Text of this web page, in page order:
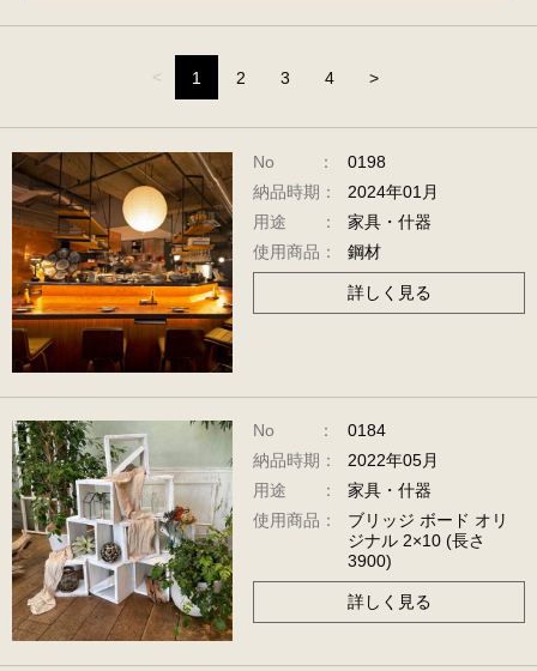
< 1
の
ペ
ー
ジ）
2 3 4 >
No ：
0198
納品時期：
2024年01月
用途 ：
家具・什器
使用商品：
鋼材
詳しく見る
No ：
0184
納品時期：
2022年05月
用途 ：
家具・什器
使用商品：
ブリッジ ボード オリ
ジナル 2×10 (長さ
3900)
詳しく見る